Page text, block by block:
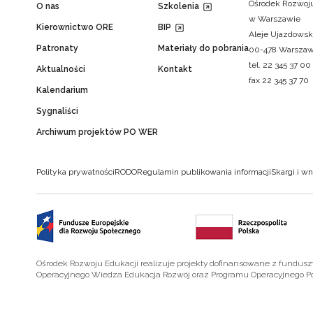
O nas
Kierownictwo ORE
Patronaty
Aktualności
Kalendarium
Sygnaliści
Archiwum projektów PO WER
Szkolenia
BIP
Materiały do pobrania
Kontakt
Ośrodek
w Warszawie
Aleje
00-478
tel. 22 345 37 00
fax 22 345 37 70
Polityka prywatnościRODORegulamin publikowania informacjiSkargi i
Ośrodek Rozwoju Edukacji realizuje projekty dofinansowane z
Operacyjnego Wiedza Edukacja Rozwój oraz Programu Operacyjnego